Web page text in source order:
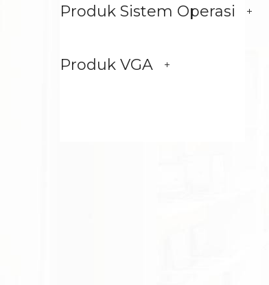
Produk Sistem Operasi
Produk VGA